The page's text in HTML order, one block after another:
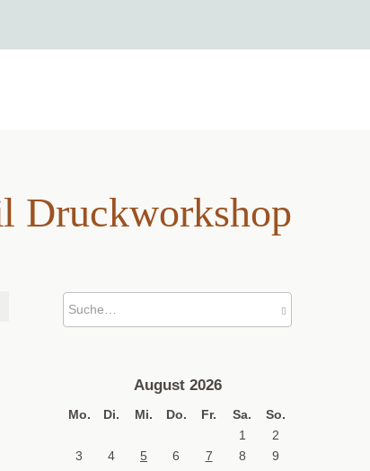
Druckworkshop
August 2026
Mo. Di. Mi. Do. Fr. Sa. So.
1
2
3
4 5 6 7 8
9